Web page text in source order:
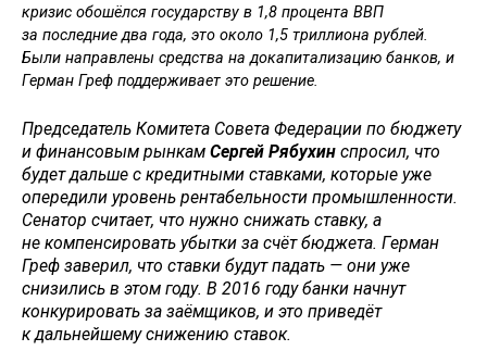
кризис обошёлся государству в 1,8 процента ВВП
за последние два года, это около 1,5 триллиона рублей.
Были направлены средства на докапитализацию банков, и
Герман Греф поддерживает это решение.
Председатель Комитета Совета Федерации по бюджету
и финансовым рынкам Сергей Рябухин спросил, что
будет дальше с кредитными ставками, которые уже
опередили уровень рентабельности промышленности.
Сенатор считает, что нужно снижать ставку, а
не компенсировать убытки за счёт бюджета. Герман
Греф заверил, что ставки будут падать — они уже
снизились в этом году. В 2016 году банки начнут
конкурировать за заёмщиков, и это приведёт
к дальнейшему снижению ставок.